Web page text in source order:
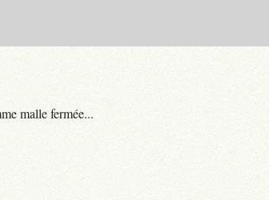
malle fermée...